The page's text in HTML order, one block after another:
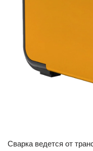
Сварка ведется от